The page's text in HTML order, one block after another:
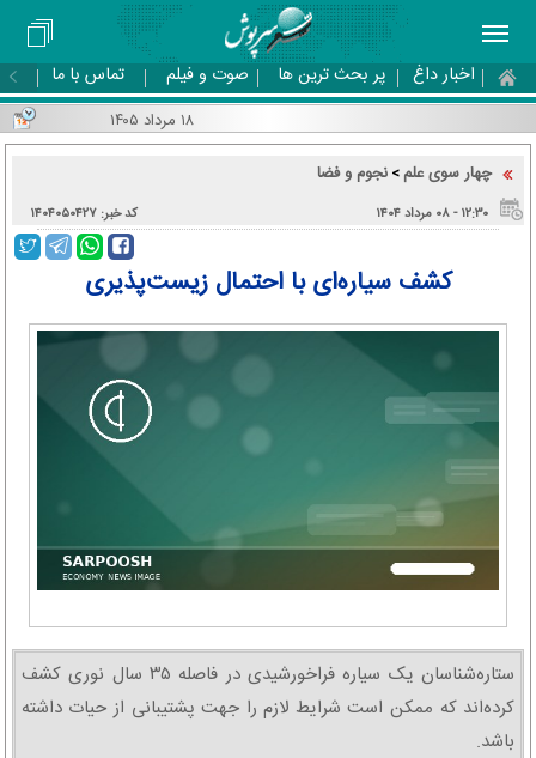
اخبار داغ پر بحث ترین ها صوت و فیلم تماس با ما
۱۸ مرداد ۱۴۰۵
چهار سوی علم > نجوم و فضا
۱۲:۳۰ - ۰۸ مرداد ۱۴۰۴ کد خبر: ۱۴۰۴۰۵۰۴۲۷
کشف سیاره‌ای با احتمال زیست‌پذیری
ستاره‌شناسان یک سیاره فراخورشیدی در فاصله ۳۵ سال نوری کشف
کرده‌اند که ممکن است شرایط لازم را جهت پشتیبانی از حیات داشته
باشد.